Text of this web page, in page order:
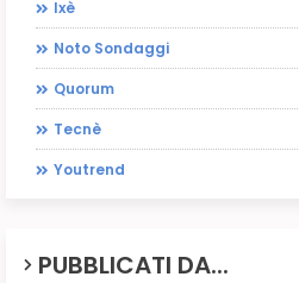
Ixè
Noto Sondaggi
Quorum
Tecnè
Youtrend
PUBBLICATI DA...